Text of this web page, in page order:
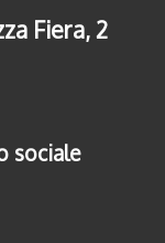
Fiera, 2
sociale